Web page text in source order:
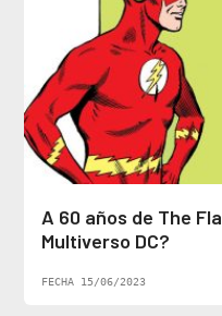
A 60 años de The
Multiverso DC?
FECHA 15/06/2023